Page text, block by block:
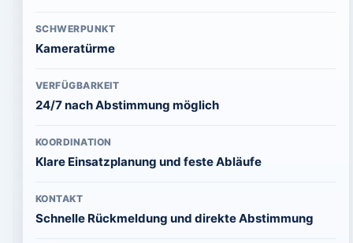
SCHWERPUNKT
Kameratürme
VERFÜGBARKEIT
24/7 nach Abstimmung möglich
KOORDINATION
Klare Einsatzplanung und feste Abläufe
KONTAKT
Schnelle Rückmeldung und direkte Abstimmung